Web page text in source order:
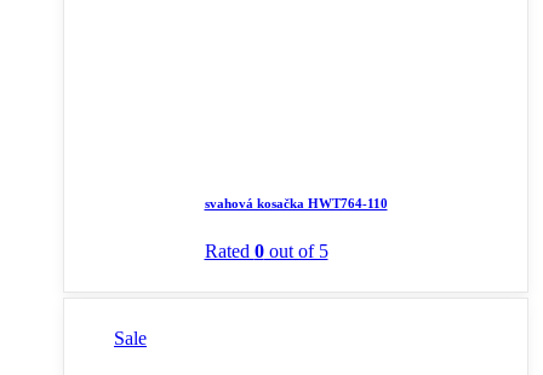
svahová kosačka HWT764-110
Rated 0out of 5
Sale